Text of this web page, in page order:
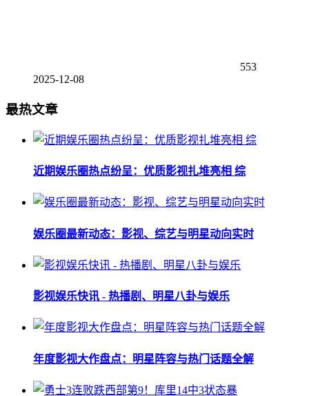
553
2025-12-08
最热文章
近期娱乐圈热点纷呈：优质影视扎堆亮相 综
娱乐圈最新动态：影视、综艺与明星动向实时
影视娱乐快讯 - 热播剧、明星八卦与娱乐
年度影视大作盘点：明星阵容与热门话题全解